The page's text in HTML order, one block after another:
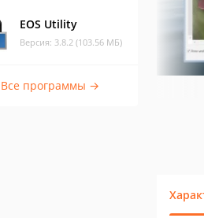
EOS Utility
Версия: 3.8.2 (103.56 МБ)
Все программы →